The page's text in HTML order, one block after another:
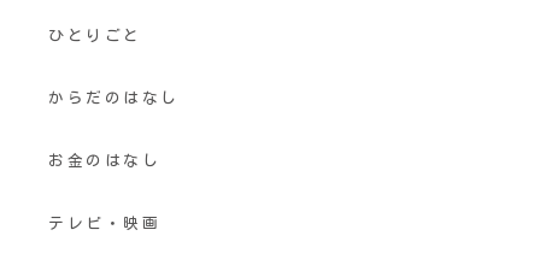
ひとりごと
からだのはなし
お金のはなし
テレビ・映画